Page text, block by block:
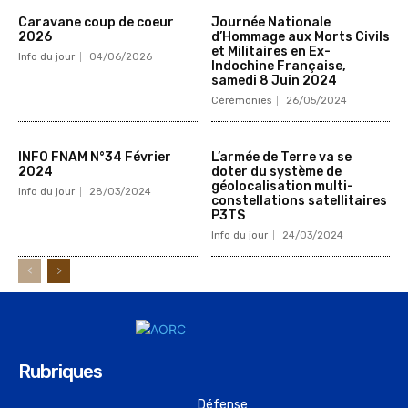
Caravane coup de coeur
2026
Info du jour 04/06/2026
Journée Nationale
d’Hommage aux Morts Civils
et Militaires en Ex-
Indochine Française,
samedi 8 Juin 2024
Cérémonies 26/05/2024
INFO FNAM N°34 Février
2024
Info du jour 28/03/2024
L’armée de Terre va se
doter du système de
géolocalisation multi-
constellations satellitaires
P3TS
Info du jour 24/03/2024
Rubriques
Défense